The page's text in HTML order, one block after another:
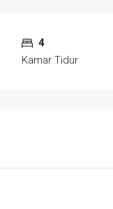
4
Kamar Tidur